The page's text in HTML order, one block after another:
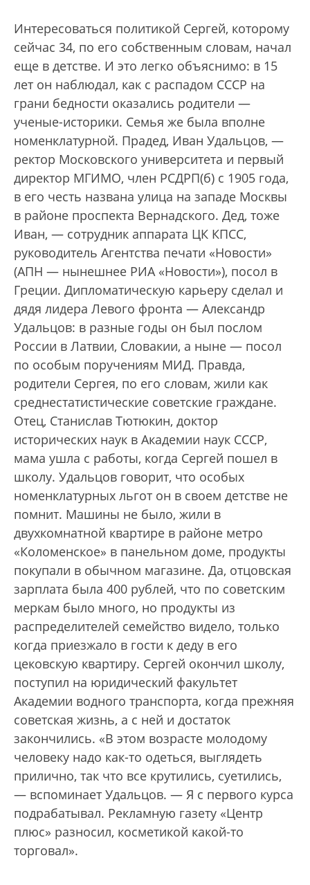
Интересоваться политикой Сергей, которому
сейчас 34, по его собственным словам, начал
еще в детстве. И это легко объяснимо: в 15
лет он наблюдал, как с распадом СССР на
грани бедности оказались родители —
ученые-историки. Семья же была вполне
номенклатурной. Прадед, Иван Удальцов, —
ректор Московского университета и первый
директор МГИМО, член РСДРП(б) с 1905 года,
в его честь названа улица на западе Москвы
в районе проспекта Вернадского. Дед, тоже
Иван, — сотрудник аппарата ЦК КПСС,
руководитель Агентства печати «Новости»
(АПН — нынешнее РИА «Новости»), посол в
Греции. Дипломатическую карьеру сделал и
дядя лидера Левого фронта — Александр
Удальцов: в разные годы он был послом
России в Латвии, Словакии, а ныне — посол
по особым поручениям МИД. Правда,
родители Сергея, по его словам, жили как
среднестатистические советские граждане.
Отец, Станислав Тютюкин, доктор
исторических наук в Академии наук СССР,
мама ушла с работы, когда Сергей пошел в
школу. Удальцов говорит, что особых
номенклатурных льгот он в своем детстве не
помнит. Машины не было, жили в
двухкомнатной квартире в районе метро
«Коломенское» в панельном доме, продукты
покупали в обычном магазине. Да, отцовская
зарплата была 400 рублей, что по советским
меркам было много, но продукты из
распределителей семейство видело, только
когда приезжало в гости к деду в его
цековскую квартиру. Сергей окончил школу,
поступил на юридический факультет
Академии водного транспорта, когда прежняя
советская жизнь, а с ней и достаток
закончились. «В этом возрасте молодому
человеку надо как-то одеться, выглядеть
прилично, так что все крутились, суетились,
— вспоминает Удальцов. — Я с первого курса
подрабатывал. Рекламную газету «Центр
плюс» разносил, косметикой какой-то
торговал».